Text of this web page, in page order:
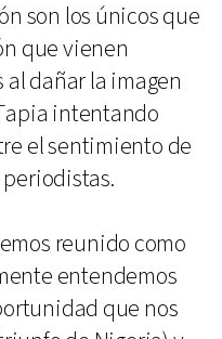
son los únicos que
que vienen
dañar la imagen
intentando
el sentimiento de
periodistas.
reunido como
entendemos
que nos